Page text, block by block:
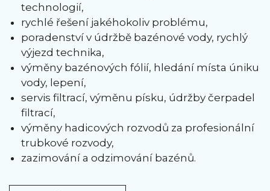
technologií,
rychlé řešení jakéhokoliv problému,
poradenství v údržbě bazénové vody, rychlý
výjezd technika,
výměny bazénových fólií, hledání místa úniku
vody, lepení,
servis filtrací, výměnu písku, údržby čerpadel
filtrací,
výměny hadicových rozvodů za profesionální
trubkové rozvody,
zazimování a odzimování bazénů.